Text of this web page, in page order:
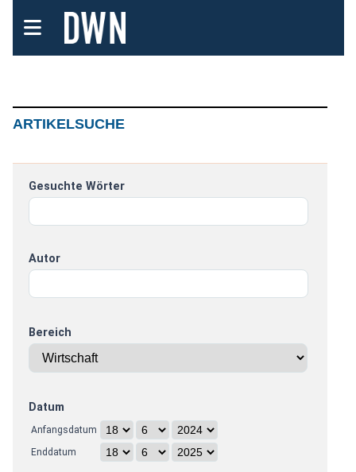
ARTIKELSUCHE
Gesuchte Wörter
Autor
Bereich
Datum
Anfangsdatum
Enddatum